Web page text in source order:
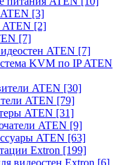
[3]
[2]
[7]
ATEN [7]
KVM по IP ATEN
ATEN [30]
ATEN [79]
ATEN [31]
ATEN [9]
ATEN [63]
Extron [199]
видеостен Extron [6]